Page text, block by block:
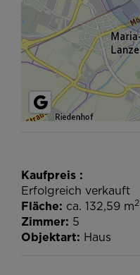
Kaufpreis
Erfolgreich verkauft
Fläche ca. 132,59 m2
Zimmer 5
Objektart Haus